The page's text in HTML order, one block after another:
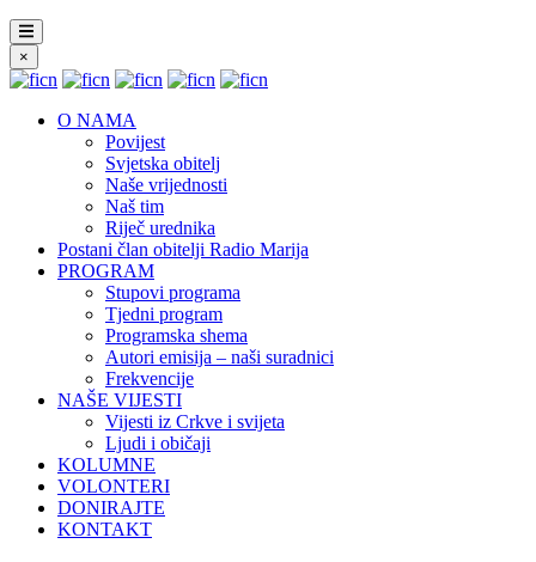
×
O NAMA
Povijest
Svjetska obitelj
Naše vrijednosti
Naš tim
Riječ urednika
Postani član obitelji Radio Marija
PROGRAM
Stupovi programa
Tjedni program
Programska shema
Autori emisija – naši suradnici
Frekvencije
NAŠE VIJESTI
Vijesti iz Crkve i svijeta
Ljudi i običaji
KOLUMNE
VOLONTERI
DONIRAJTE
KONTAKT